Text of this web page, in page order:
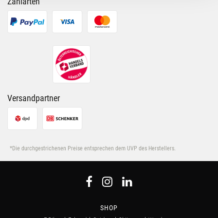
möglicherweise mit weiteren Daten zusammen, die Du
ihnen bereitgestellt hast oder die sie im Rahmen Deiner
Nutzung der Dienste gesammelt haben.
Versandpartner
*Die durchgestrichenen Preise entsprechen dem UVP des Herstellers.
SHOP